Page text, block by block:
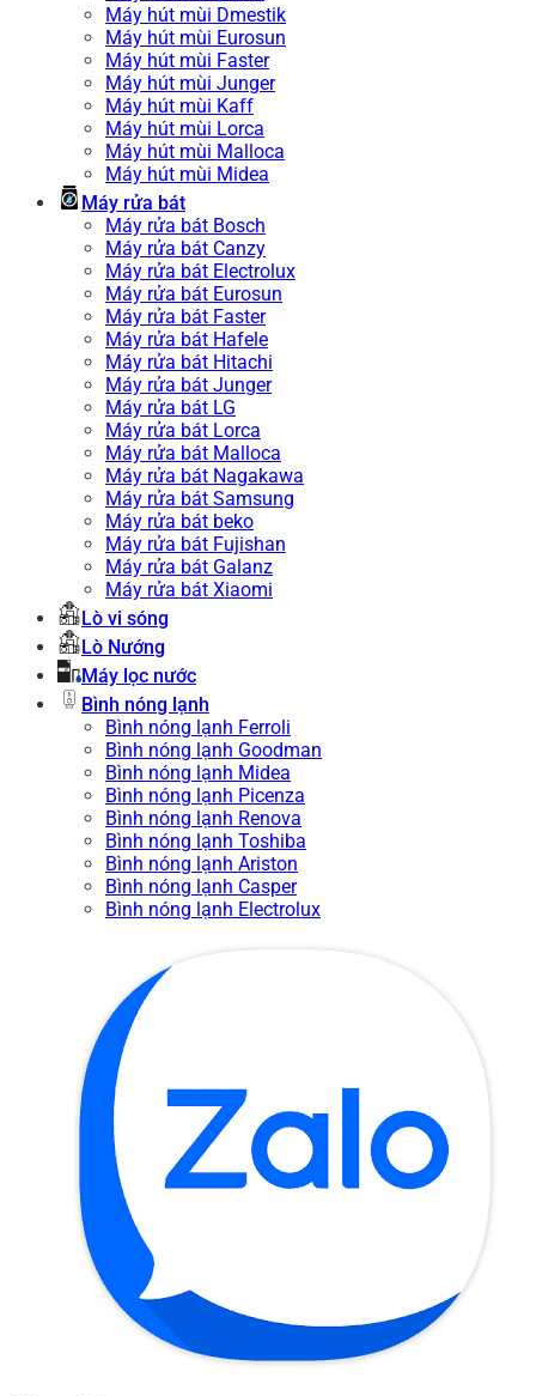
Máy hút mùi Dmestik
Máy hút mùi Eurosun
Máy hút mùi Faster
Máy hút mùi Junger
Máy hút mùi Kaff
Máy hút mùi Lorca
Máy hút mùi Malloca
Máy hút mùi Midea
Máy rửa bát
Máy rửa bát Bosch
Máy rửa bát Canzy
Máy rửa bát Electrolux
Máy rửa bát Eurosun
Máy rửa bát Faster
Máy rửa bát Hafele
Máy rửa bát Hitachi
Máy rửa bát Junger
Máy rửa bát LG
Máy rửa bát Lorca
Máy rửa bát Malloca
Máy rửa bát Nagakawa
Máy rửa bát Samsung
Máy rửa bát beko
Máy rửa bát Fujishan
Máy rửa bát Galanz
Máy rửa bát Xiaomi
Lò vi sóng
Lò Nướng
Máy lọc nước
Bình nóng lạnh
Bình nóng lạnh Ferroli
Bình nóng lạnh Goodman
Bình nóng lạnh Midea
Bình nóng lạnh Picenza
Bình nóng lạnh Renova
Bình nóng lạnh Toshiba
Bình nóng lạnh Ariston
Bình nóng lạnh Casper
Bình nóng lạnh Electrolux